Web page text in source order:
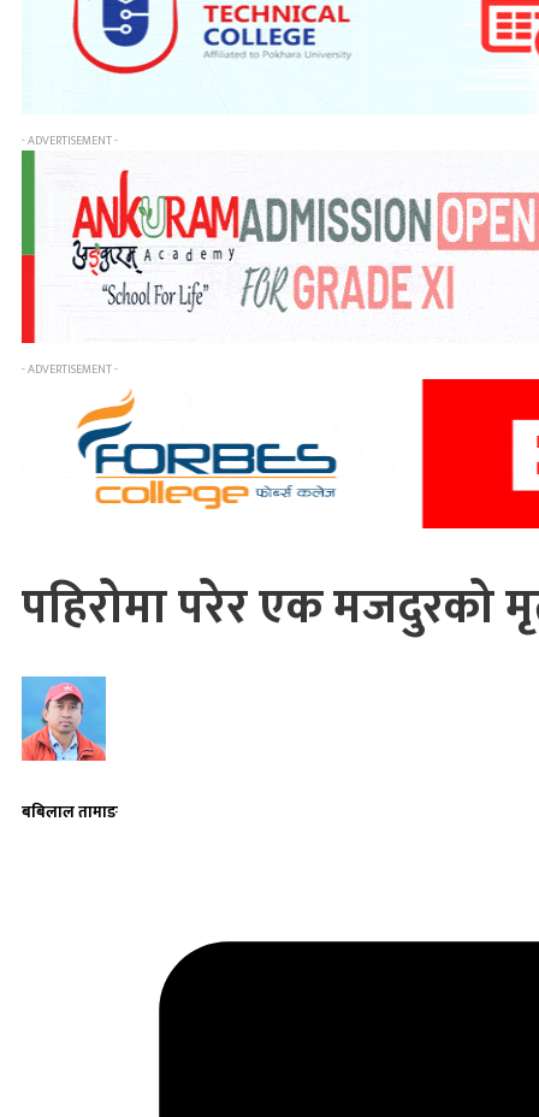
- ADVERTISEMENT -
- ADVERTISEMENT -
पहिरोमा परेर एक मजदुरको
बबिलाल तामाङ